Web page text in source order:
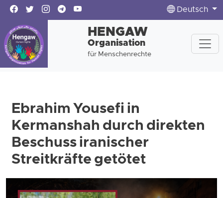
Deutsch
HENGAW
Organisation
für Menschenrechte
Ebrahim Yousefi in
Kermanshah durch direkten
Beschuss iranischer
Streitkräfte getötet